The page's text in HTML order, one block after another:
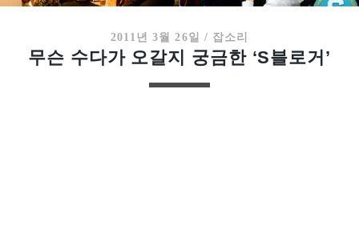
2011년 3월 26일 / 잡소리
무슨 수다가 오갈지 궁금한 ‘S블로거’